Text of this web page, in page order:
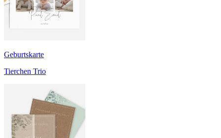
Geburtskarte
Tierchen Trio